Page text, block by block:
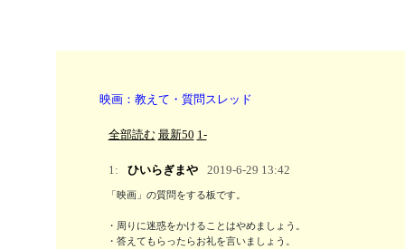
映画：教えて・質問スレッド
全部読む 最新50 1-
1: ひいらぎまや 2019-6-29 13:42
「映画」の質問をする板です。
・周りに迷惑をかけることはやめましょう。
・答えてもらったらお礼を言いましょう。